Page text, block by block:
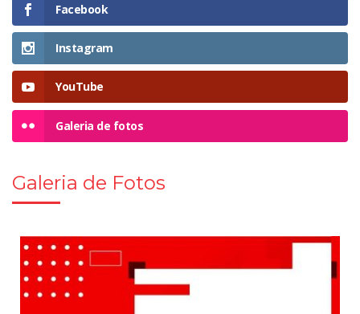
Facebook
Instagram
YouTube
Galeria de fotos
Galeria de Fotos